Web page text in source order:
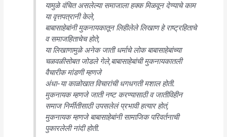
यामुळे वंचित असलेल्या समाजाला हक्क मिळवून देण्याचे काम
या वृत्तपत्रानी केले,
बाबासाहेबांनी मुकनायकातून लिहीलेले लिखाण हे राष्ट्रहिताचे
व समाजहिताचेच होते,
या लिखाणामुळे अनेक जाती धर्माचे लोक बाबासाहेबांच्या
चळवळीसोबत जोडले गेले,बाबासाहेबांची मुकनायकातली
वैचारीक मांडणी म्हणजे
अंधा-या काळोखात विचारांची धगधगती मशाल होती.
मुकनायक म्हणजे जाती नष्ट करण्यासाठी व जातीविहीन
समाज निर्मीतीसाठी उपसलेलं प्रभावी हत्यार होतं,
मुकनायक म्हणजे बाबासाहेबांनी सामाजिक परिवर्तनाची
पुकारलेली नांदी होती.